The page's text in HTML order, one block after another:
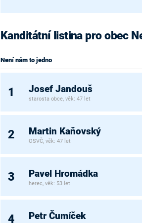
Kanditátní listina pro obec
Není nám to jedno
1 Josef Jandouš
starosta obce, věk: 47 let
2 Martin Kaňovský
OSVČ, věk: 47 let
3 Pavel Hromádka
herec, věk: 53 let
4 Petr Čumíček